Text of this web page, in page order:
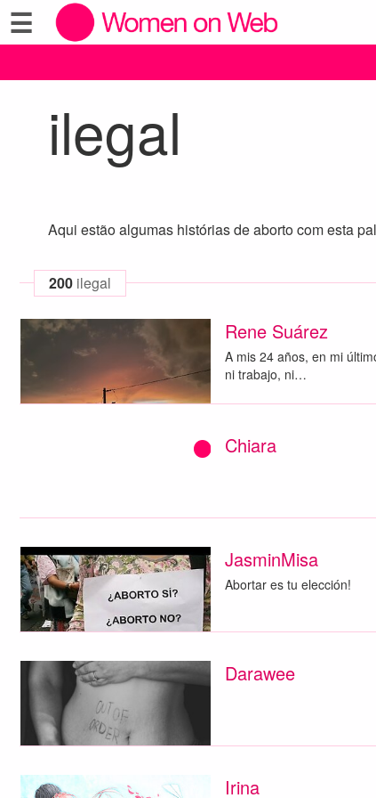
☰
ilegal
Aqui estão algumas histórias de aborto com esta
200 ilegal
Rene Suárez
A mis 24 años, en mi
ni trabajo, ni…
Chiara
JasminMisa
Abortar es tu elección!
Darawee
Irina